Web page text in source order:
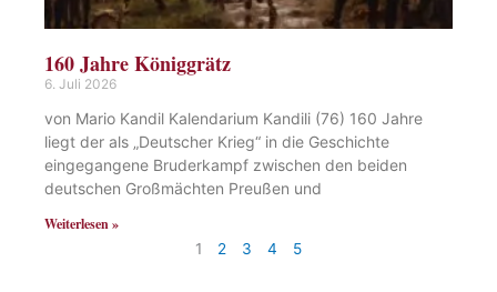
160 Jahre Königgrätz
6. Juli 2026
von Mario Kandil Kalendarium Kandili (76) 160 Jahre
liegt der als „Deutscher Krieg“ in die Geschichte
eingegangene Bruderkampf zwischen den beiden
deutschen Großmächten Preußen und
Weiterlesen »
1 2 3 4 5